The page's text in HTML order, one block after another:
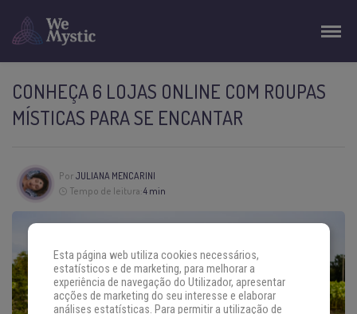
CONHEÇA 6 LOJAS ONLINE COM ROUPAS
MÍSTICAS PARA SE ENCANTAR
Por JULIANA MENCARINI
Tempo de leitura:4 min
Esta página web utiliza cookies necessários,
estatísticos e de marketing, para melhorar a
experiência de navegação do Utilizador, apresentar
acções de marketing do seu interesse e elaborar
análises estatísticas. Para permitir a utilização de